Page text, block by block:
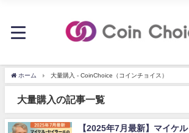
ホーム 大量購入 - CoinChoice（コインチョイス）
大量購入の記事一覧
【2025年7月最新】マイケ